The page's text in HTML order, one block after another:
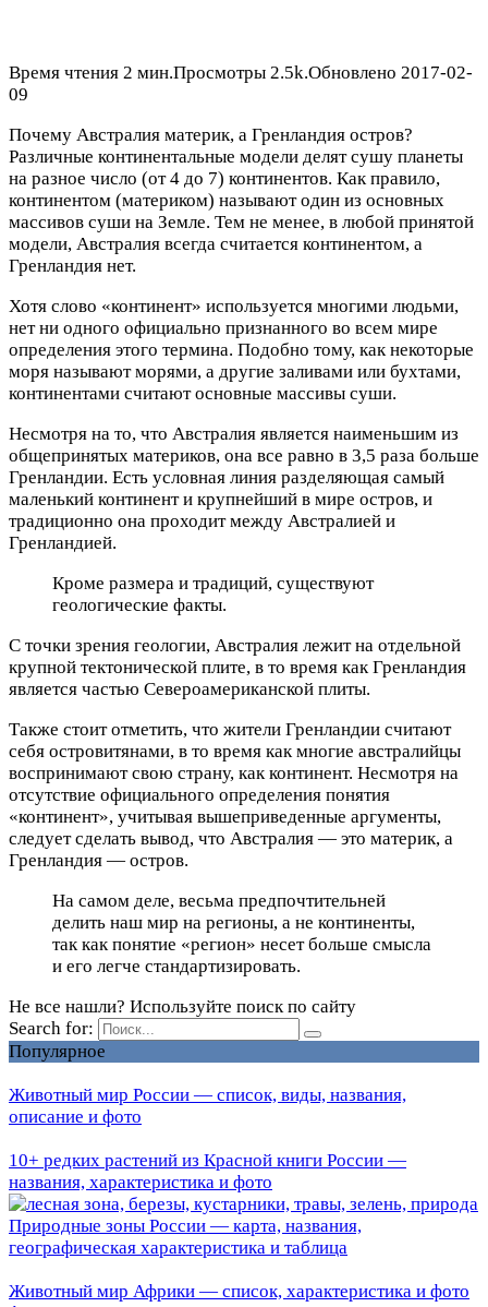
Время чтения 2 мин.Просмотры 2.5k.Обновлено 2017-02-
09
Почему Австралия материк, а Гренландия остров?
Различные континентальные модели делят сушу планеты
на разное число (от 4 до 7) континентов. Как правило,
континентом (материком) называют один из основных
массивов суши на Земле. Тем не менее, в любой принятой
модели, Австралия всегда считается континентом, а
Гренландия нет.
Хотя слово «континент» используется многими людьми,
нет ни одного официально признанного во всем мире
определения этого термина. Подобно тому, как некоторые
моря называют морями, а другие заливами или бухтами,
континентами считают основные массивы суши.
Несмотря на то, что Австралия является наименьшим из
общепринятых материков, она все равно в 3,5 раза больше
Гренландии. Есть условная линия разделяющая самый
маленький континент и крупнейший в мире остров, и
традиционно она проходит между Австралией и
Гренландией.
Кроме размера и традиций, существуют
геологические факты.
С точки зрения геологии, Австралия лежит на отдельной
крупной тектонической плите, в то время как Гренландия
является частью Североамериканской плиты.
Также стоит отметить, что жители Гренландии считают
себя островитянами, в то время как многие австралийцы
воспринимают свою страну, как континент. Несмотря на
отсутствие официального определения понятия
«континент», учитывая вышеприведенные аргументы,
следует сделать вывод, что Австралия — это материк, а
Гренландия — остров.
На самом деле, весьма предпочтительней
делить наш мир на регионы, а не континенты,
так как понятие «регион» несет больше смысла
и его легче стандартизировать.
Не все нашли? Используйте поиск по сайту
Search for:
Популярное
Животный мир России — список, виды, названия,
описание и фото
10+ редких растений из Красной книги России —
названия, характеристика и фото
Природные зоны России — карта, названия,
географическая характеристика и таблица
Животный мир Африки — список, характеристика и фото